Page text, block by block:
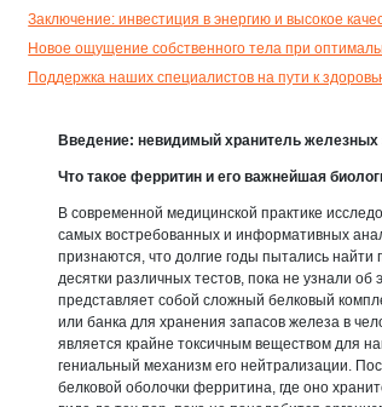
Заключение: инвестиция в энергию и высокое
Новое ощущение собственного тела при
Поддержка наших специалистов на пути к
Введение: невидимый хранитель железных
Что такое ферритин и его важнейшая
В современной медицинской практике
самых востребованных и информативных
признаются, что долгие годы пытались найти
десятки различных тестов, пока не узнали
представляет собой сложный белковый
или банка для хранения запасов железа в
является крайне токсичным веществом для
гениальный механизм его нейтрализации.
белковой оболочки ферритина, где оно